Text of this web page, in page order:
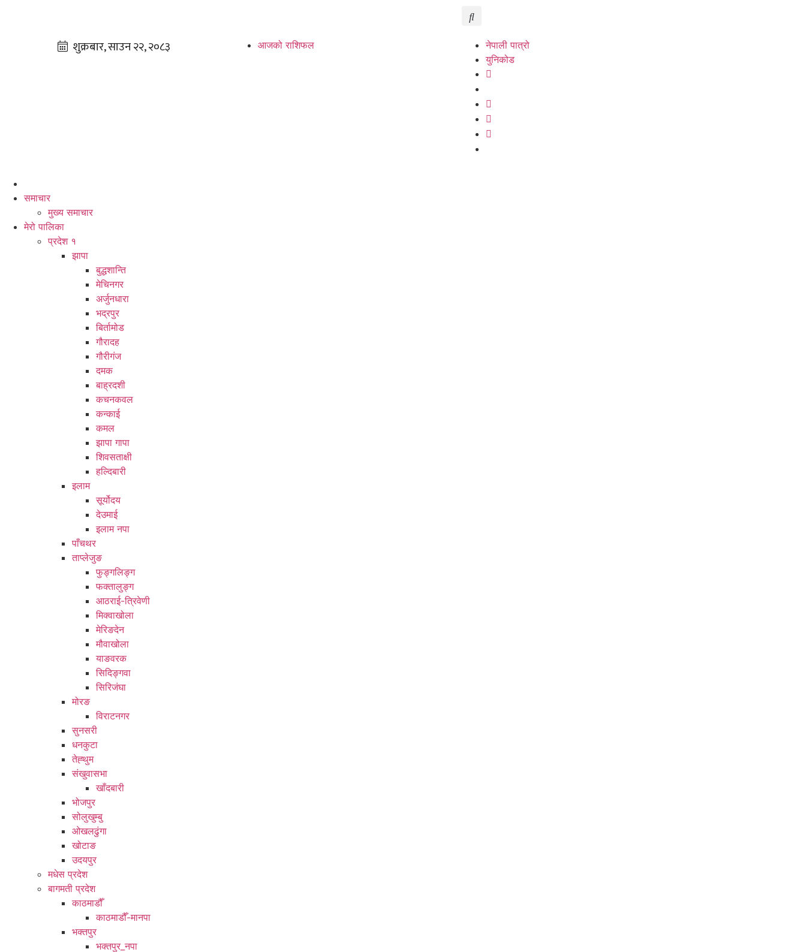
आजको राशिफल
नेपाली पात्रो
युनिकोड
समाचार
मुख्य समाचार
मेरो पालिका
प्रदेश १
झापा
बुद्धशान्ति
मेचिनगर
अर्जुनधारा
भद्रपुर
बिर्तामोड
गौरादह
गौरीगंज
दमक
बाह्रदशी
कचनकवल
कन्काई
कमल
झापा गापा
शिवसताक्षी
हल्दिबारी
इलाम
सूर्योदय
देउमाई
इलाम नपा
पाँचथर
ताप्लेजुङ
फुङ्गलिङ्ग
फक्तालुङ्ग
आठराई-त्रिवेणी
मिक्वाखोला
मेरिङदेन
मौवाखोला
याङवरक
सिदिङ्गवा
सिरिजंघा
मोरङ
विराटनगर
सुनसरी
धनकुटा
तेह्थुम
संखुवासभा
खाँदबारी
भोजपुर
सोलुखुम्बु
ओखलढुंगा
खोटाङ
उदयपुर
मधेस प्रदेश
बागमती प्रदेश
काठमाडौँ
काठमाडौँ-मानपा
भक्तपुर
भक्तपुर_नपा